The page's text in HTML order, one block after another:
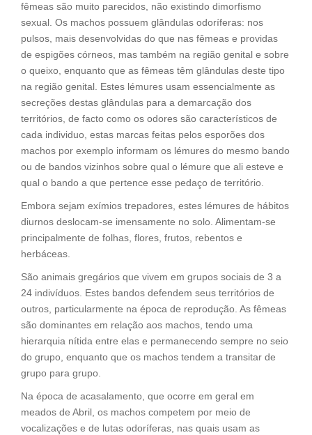
fêmeas são muito parecidos, não existindo dimorfismo
sexual. Os machos possuem glândulas odoríferas: nos
pulsos, mais desenvolvidas do que nas fêmeas e providas
de espigões córneos, mas também na região genital e sobre
o queixo, enquanto que as fêmeas têm glândulas deste tipo
na região genital. Estes lémures usam essencialmente as
secreções destas glândulas para a demarcação dos
territórios, de facto como os odores são característicos de
cada individuo, estas marcas feitas pelos esporões dos
machos por exemplo informam os lémures do mesmo bando
ou de bandos vizinhos sobre qual o lémure que ali esteve e
qual o bando a que pertence esse pedaço de território.
Embora sejam exímios trepadores, estes lémures de hábitos
diurnos deslocam-se imensamente no solo. Alimentam-se
principalmente de folhas, flores, frutos, rebentos e
herbáceas.
São animais gregários que vivem em grupos sociais de 3 a
24 indivíduos. Estes bandos defendem seus territórios de
outros, particularmente na época de reprodução. As fêmeas
são dominantes em relação aos machos, tendo uma
hierarquia nítida entre elas e permanecendo sempre no seio
do grupo, enquanto que os machos tendem a transitar de
grupo para grupo.
Na época de acasalamento, que ocorre em geral em
meados de Abril, os machos competem por meio de
vocalizações e de lutas odoríferas, nas quais usam as